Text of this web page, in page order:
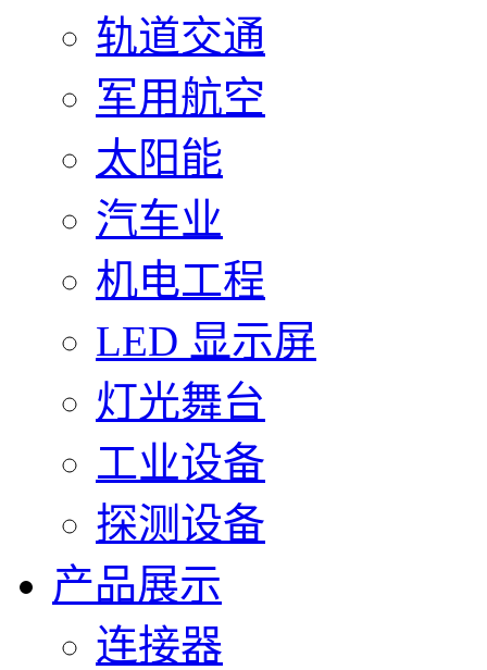
轨道交通
军用航空
太阳能
汽车业
机电工程
LED 显示屏
灯光舞台
工业设备
探测设备
产品展示
连接器